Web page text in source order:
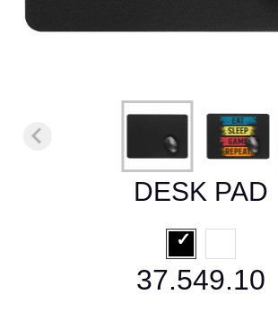
DESK PAD
37.549.10